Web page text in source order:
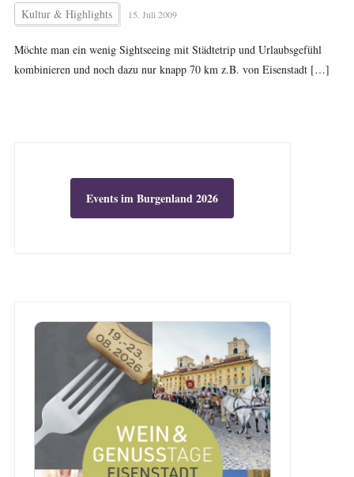
Kultur & Highlights 15. Juli 2009
Möchte man ein wenig Sightseeing mit Städtetrip und Urlaubsgefühl
kombinieren und noch dazu nur knapp 70 km z.B. von Eisenstadt […]
Events im Burgenland 2026